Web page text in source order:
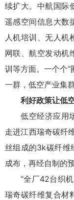
续扩大。中航国际
遥感空间信息大数
人机培训、无人机
网联、航空发动机
训等方面。一个个
一群，低空产业集
利好政策让低
低空经济应用
走进江西瑞奇碳纤
丝组成的3k碳纤维
成布，再经自制的
“全厂42台织
瑞奇碳纤维复合材